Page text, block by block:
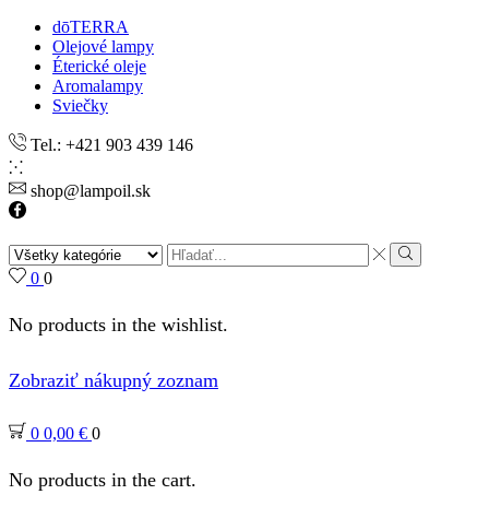
dōTERRA
Olejové lampy
Éterické oleje
Aromalampy
Sviečky
Tel.: +421 903 439 146
shop@lampoil.sk
Facebook
Search
input
Search
0 0
No products in the wishlist.
Zobraziť nákupný zoznam
0 0,00 € 0
No products in the cart.